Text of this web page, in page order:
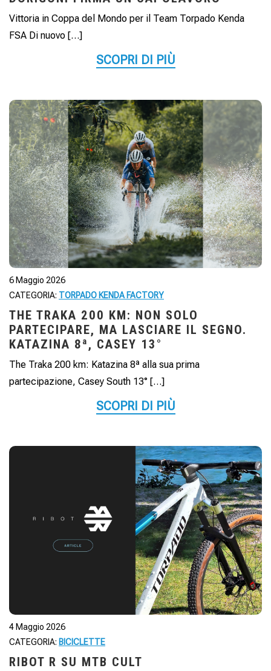
Vittoria in Coppa del Mondo per il Team Torpado Kenda
FSA Di nuovo […]
SCOPRI DI PIÙ
6 Maggio 2026
CATEGORIA: TORPADO KENDA FACTORY
THE TRAKA 200 KM: NON SOLO
PARTECIPARE, MA LASCIARE IL SEGNO.
KATAZINA 8ª, CASEY 13°
The Traka 200 km: Katazina 8ª alla sua prima
partecipazione, Casey South 13° […]
SCOPRI DI PIÙ
4 Maggio 2026
CATEGORIA: BICICLETTE
RIBOT R SU MTB CULT